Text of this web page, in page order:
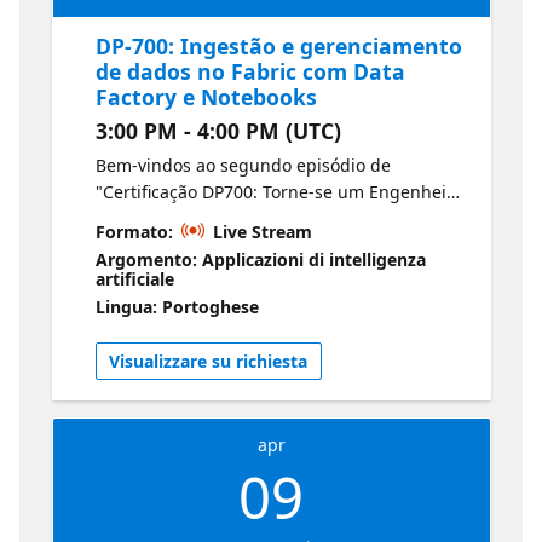
DP-700: Ingestão e gerenciamento
de dados no Fabric com Data
Factory e Notebooks
3:00 PM - 4:00 PM (UTC)
Bem-vindos ao segundo episódio de
"Certificação DP700: Torne-se um Engenheiro
de Dados do Fabric". Aprenda a ingerir
dados de forma eficiente usando Dataflows
(Gen2) e orquestrar pipelines para
automatizar seus fluxos de trabalho. Esta
sessão aborda movimentação de dados,
transformação e dicas práticas para criar
pipelines escaláveis ​​no Fabric. Microsoft
Certified: Fabric Data Engineer Associate
Formato:
Live Stream
Argomento: Applicazioni di intelligenza
artificiale
Lingua: Portoghese
Visualizzare su richiesta
apr
09